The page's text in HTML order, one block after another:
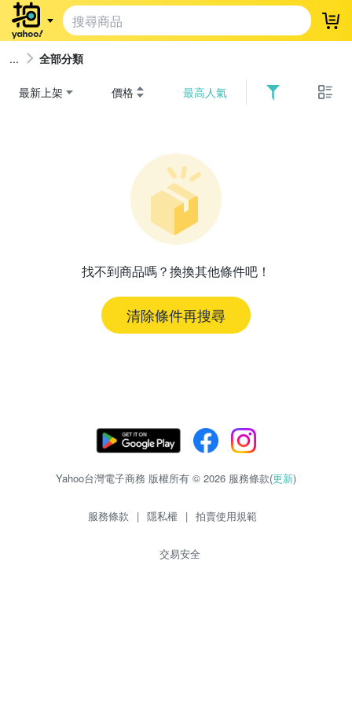
登
全部分類
最新上架 價格 最高人氣
找不到商品嗎？換換其他條件吧！
清除條件再搜尋
Yahoo台灣電子商務 版權所有 © 2026 服務條款(更新)
服務條款 | 隱私權 | 拍賣使用規範
交易安全